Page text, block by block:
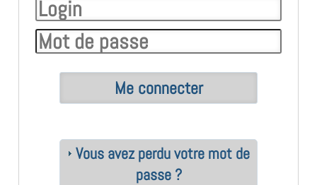
Vous avez perdu votre mot de
passe ?